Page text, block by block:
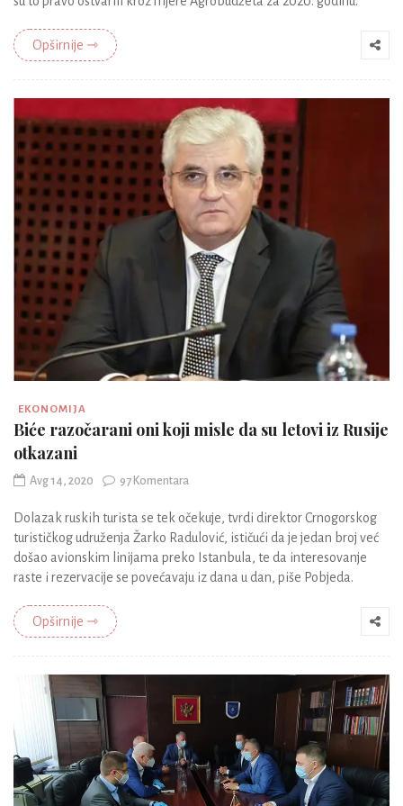
Opširnije ⇾
EKONOMIJA
Biće razočarani oni koji misle da su letovi iz Rusije
otkazani
Avg 14, 2020 97 Komentara
Dolazak ruskih turista se tek očekuje, tvrdi direktor Crnogorskog
turističkog udruženja Žarko Radulović, ističući da je jedan broj već
došao avionskim linijama preko Istanbula, te da interesovanje
raste i rezervacije se povećavaju iz dana u dan, piše Pobjeda.
Opširnije ⇾